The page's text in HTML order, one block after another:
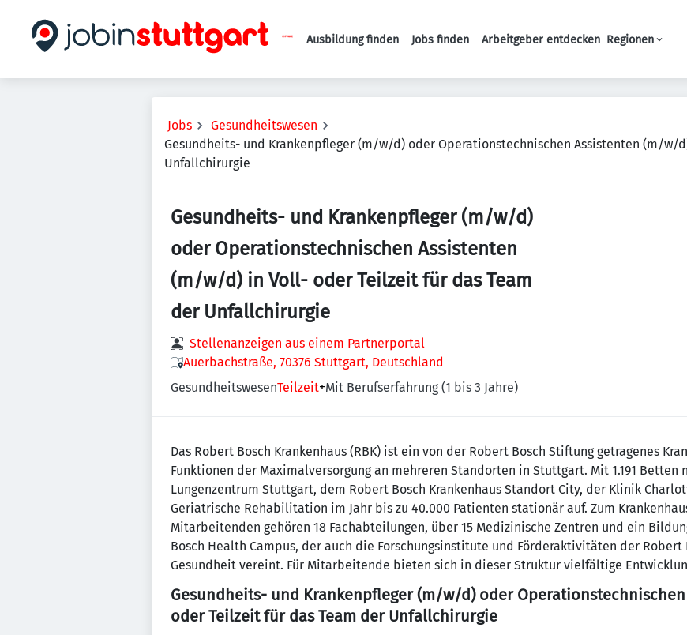
Haupt-Navigation
Ausbildung finden Jobs finden Arbeitgeber entdecken Regionen
Jobs
Gesundheitswesen
Gesundheits- und Krankenpfleger (m/w/d) oder Operationstechnischen Assistenten (m/w/
Unfallchirurgie
Gesundheits- und Krankenpfleger (m/w/d)
oder Operationstechnischen Assistenten
(m/w/d) in Voll- oder Teilzeit für das Team
der Unfallchirurgie
Stellenanzeigen aus einem Partnerportal
Auerbachstraße, 70376 Stuttgart, Deutschland
GesundheitswesenTeilzeit+Mit Berufserfahrung (1 bis 3 Jahre)
Das Robert Bosch Krankenhaus (RBK) ist ein von der Robert Bosch Stiftung getragenes
Funktionen der Maximalversorgung an mehreren Standorten in Stuttgart. Mit 1.191 Betten
Lungenzentrum Stuttgart, dem Robert Bosch Krankenhaus Standort City, der Klinik
Geriatrische Rehabilitation im Jahr bis zu 40.000 Patienten stationär auf. Zum
Mitarbeitenden gehören 18 Fachabteilungen, über 15 Medizinische Zentren und ein
Bosch Health Campus, der auch die Forschungsinstitute und Förderaktivitäten der
Gesundheit vereint. Für Mitarbeitende bieten sich in dieser Struktur vielfältige
Gesundheits- und Krankenpfleger (m/w/d) oder
oder Teilzeit für das Team der Unfallchirurgie